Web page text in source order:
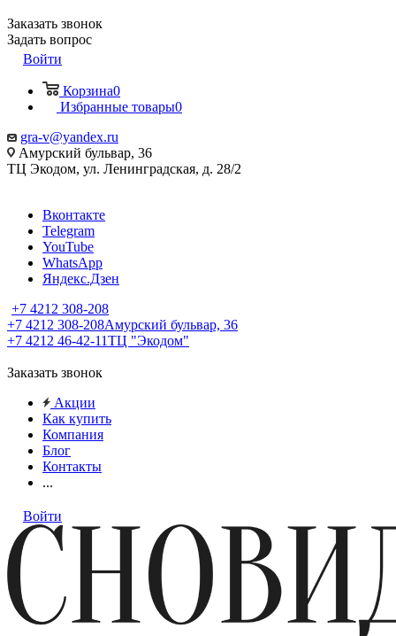
Заказать звонок
Задать вопрос
Войти
Корзина0
Избранные товары0
gra-v@yandex.ru
Амурский бульвар, 36
ТЦ Экодом, ул. Ленинградская, д. 28/2
Вконтакте
Telegram
YouTube
WhatsApp
Яндекс.Дзен
+7 4212 308-208
+7 4212 308-208Амурский бульвар, 36
+7 4212 46-42-11ТЦ "Экодом"
Заказать звонок
Акции
Как купить
Компания
Блог
Контакты
...
Войти